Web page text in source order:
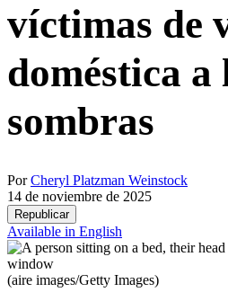
víctimas de
doméstica a
sombras
PorCheryl Platzman Weinstock
14 de noviembre de 2025
Republicar
Available in English
(aire images/Getty Images)